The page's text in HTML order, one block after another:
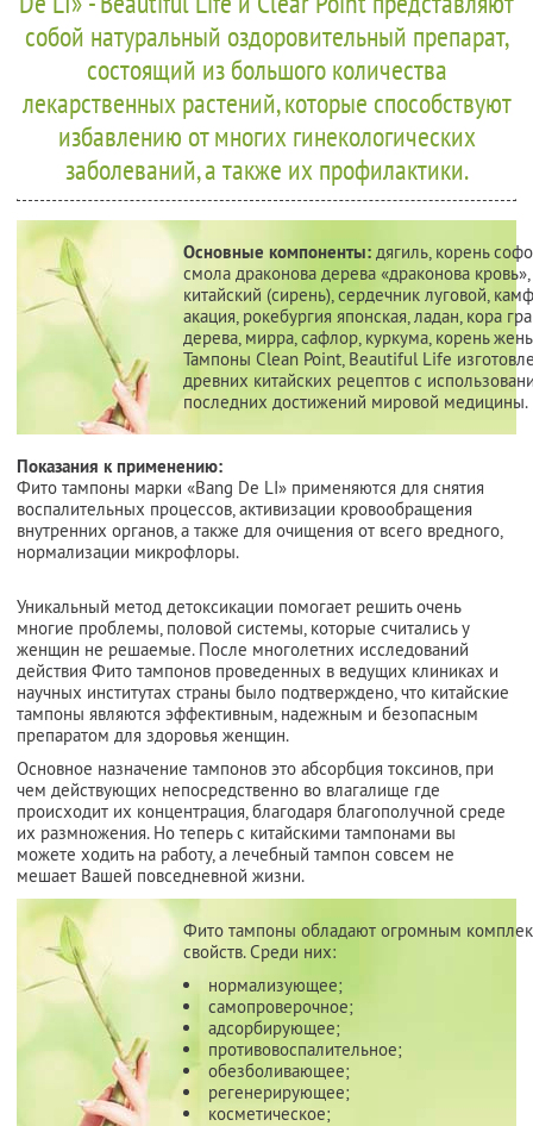
собой натуральный оздоровительный препарат,
состоящий из большого количества
лекарственных растений, которые способствуют
избавлению от многих гинекологических
заболеваний, а также их профилактики.
Основные компоненты: дягиль, корень
смола драконова дерева «драконова
китайский (сирень), сердечник луговой,
акация, рокебургия японская, ладан, кора
дерева, мирра, сафлор, куркума, корень
Тампоны Clean Point, Beautiful Life
древних китайских рецептов с
последних достижений мировой медицины.
Показания к применению:
Фито тампоны марки «Bang De LI» применяются для снятия
воспалительных процессов, активизации кровообращения
внутренних органов, а также для очищения от всего вредного,
нормализации микрофлоры.
Уникальный метод детоксикации помогает решить очень
многие проблемы, половой системы, которые считались у
женщин не решаемые. После многолетних исследований
действия Фито тампонов проведенных в ведущих клиниках и
научных институтах страны было подтверждено, что китайские
тампоны являются эффективным, надежным и безопасным
препаратом для здоровья женщин.
Основное назначение тампонов это абсорбция токсинов, при
чем действующих непосредственно во влагалище где
происходит их концентрация, благодаря благополучной среде
их размножения. Но теперь с китайскими тампонами вы
можете ходить на работу, а лечебный тампон совсем не
мешает Вашей повседневной жизни.
Фито тампоны обладают огромным
свойств. Среди них:
нормализующее;
самопроверочное;
адсорбирующее;
противовоспалительное;
обезболивающее;
регенерирующее;
косметическое;